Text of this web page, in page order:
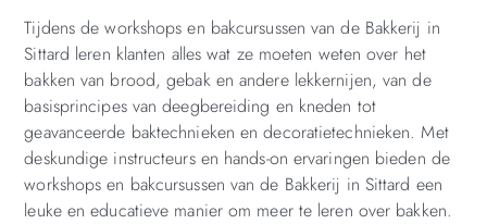
Tijdens de workshops en bakcursussen van de Bakkerij in
Sittard leren klanten alles wat ze moeten weten over het
bakken van brood, gebak en andere lekkernijen, van de
basisprincipes van deegbereiding en kneden tot
geavanceerde baktechnieken en decoratietechnieken. Met
deskundige instructeurs en hands-on ervaringen bieden de
workshops en bakcursussen van de Bakkerij in Sittard een
leuke en educatieve manier om meer te leren over bakken.